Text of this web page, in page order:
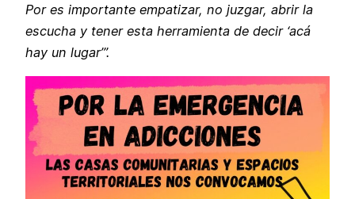
Por es importante empatizar, no juzgar, abrir la
escucha y tener esta herramienta de decir ‘acá
hay un lugar’”.